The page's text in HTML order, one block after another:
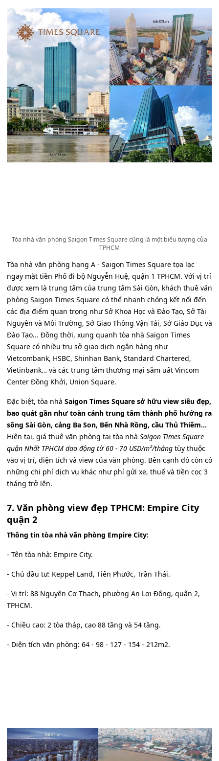
Tòa nhà văn phòng Saigon Times Square cũng là một biểu tượng của
TPHCM
Tòa nhà văn phòng hạng A - Saigon Times Square tọa lạc
ngay mặt tiền Phố đi bộ Nguyễn Huệ, quận 1 TPHCM. Với vị trí
được xem là trung tâm của trung tâm Sài Gòn, khách thuê văn
phòng Saigon Times Square có thể nhanh chóng kết nối đến
các địa điểm quan trọng như Sở Khoa Học và Đào Tạo, Sở Tài
Nguyên và Môi Trường, Sở Giao Thông Vận Tải, Sở Giáo Dục và
Đào Tạo... Đồng thời, xung quanh tòa nhà Saigon Times
Square có nhiều trụ sở giao dịch ngân hàng như
Vietcombank, HSBC, Shinhan Bank, Standard Chartered,
Vietinbank… và các trung tâm thương mại sầm uất Vincom
Center Đồng Khởi, Union Square.
Đặc biệt, tòa nhà Saigon Times Square sở hữu view siêu đẹp,
bao quát gần như toàn cảnh trung tâm thành phố hướng ra
sông Sài Gòn, cảng Ba Son, Bến Nhà Rồng, cầu Thủ Thiêm...
Hiện tại, giá thuê văn phòng tại tòa nhà Saigon Times Square
quận Nhất TPHCM dao động từ 60 - 70 USD/m²/tháng tùy thuộc
vào vị trí, diện tích và view của văn phòng. Bên cạnh đó còn có
những chi phí dịch vụ khác như phí gửi xe, thuế và tiền cọc 3
tháng trở lên.
7. Văn phòng view đẹp TPHCM: Empire City
quận 2
Thông tin tòa nhà văn phòng Empire City:
- Tên tòa nhà: Empire City.
- Chủ đầu tư: Keppel Land, Tiến Phước, Trần Thái.
- Vị trí: 88 Nguyễn Cơ Thạch, phường An Lợi Đông, quận 2,
TPHCM.
- Chiều cao: 2 tòa tháp, cao 88 tầng và 54 tầng.
- Diện tích văn phòng: 64 - 98 - 127 - 154 - 212m2.